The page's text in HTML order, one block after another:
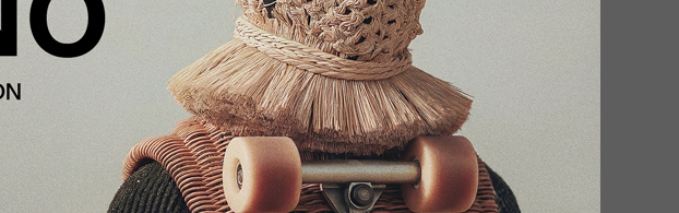
Cataluña continúa con récord de
empleo, por encima de los 4
millones de afiliaciones a la
Seguridad Social
CaixaBank reorganiza el área de
Wealth Management y nombra
a Juan Llamas nuevo director